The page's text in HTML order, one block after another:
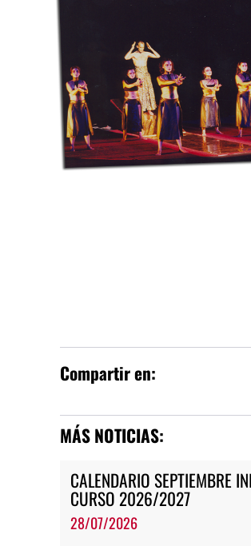
Compartir en:
MÁS NOTICIAS:
CALENDARIO SEPTIEMBRE
CURSO 2026/2027
28/07/2026